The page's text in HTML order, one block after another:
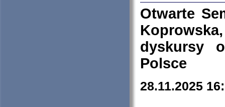
Otwarte
dyskursy
Polsce
28.11.2025